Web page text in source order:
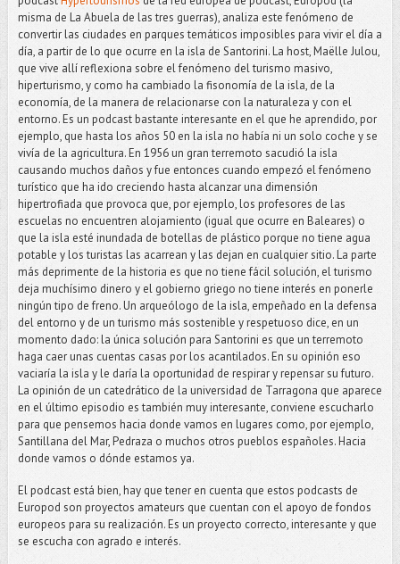
misma de La Abuela de las tres guerras), analiza este fenómeno de
convertir las ciudades en parques temáticos imposibles para vivir el día a
día, a partir de lo que ocurre en la isla de Santorini. La host, Maëlle Julou,
que vive allí reflexiona sobre el fenómeno del turismo masivo,
hiperturismo, y como ha cambiado la fisonomía de la isla, de la
economía, de la manera de relacionarse con la naturaleza y con el
entorno. Es un podcast bastante interesante en el que he aprendido, por
ejemplo, que hasta los años 50 en la isla no había ni un solo coche y se
vivía de la agricultura. En 1956 un gran terremoto sacudió la isla
causando muchos daños y fue entonces cuando empezó el fenómeno
turístico que ha ido creciendo hasta alcanzar una dimensión
hipertrofiada que provoca que, por ejemplo, los profesores de las
escuelas no encuentren alojamiento (igual que ocurre en Baleares) o
que la isla esté inundada de botellas de plástico porque no tiene agua
potable y los turistas las acarrean y las dejan en cualquier sitio. La parte
más deprimente de la historia es que no tiene fácil solución, el turismo
deja muchísimo dinero y el gobierno griego no tiene interés en ponerle
ningún tipo de freno. Un arqueólogo de la isla, empeñado en la defensa
del entorno y de un turismo más sostenible y respetuoso dice, en un
momento dado: la única solución para Santorini es que un terremoto
haga caer unas cuentas casas por los acantilados. En su opinión eso
vaciaría la isla y le daría la oportunidad de respirar y repensar su futuro.
La opinión de un catedrático de la universidad de Tarragona que aparece
en el último episodio es también muy interesante, conviene escucharlo
para que pensemos hacia donde vamos en lugares como, por ejemplo,
Santillana del Mar, Pedraza o muchos otros pueblos españoles. Hacia
donde vamos o dónde estamos ya.
El podcast está bien, hay que tener en cuenta que estos podcasts de
Europod son proyectos amateurs que cuentan con el apoyo de fondos
europeos para su realización. Es un proyecto correcto, interesante y que
se escucha con agrado e interés.